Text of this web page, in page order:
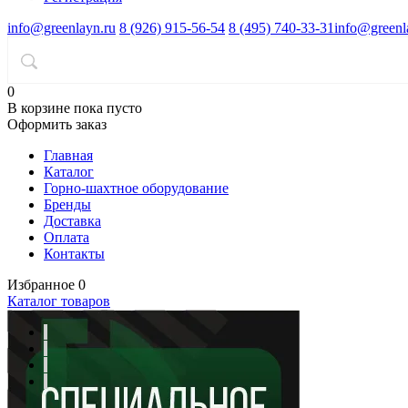
info@greenlayn.ru 8 (926) 915-56-54 8 (495) 740-33-31
0
В корзине пока пусто
Оформить заказ
Главная
Каталог
Горно-шахтное оборудование
Бренды
Доставка
Оплата
Контакты
Избранное 0
Каталог товаров